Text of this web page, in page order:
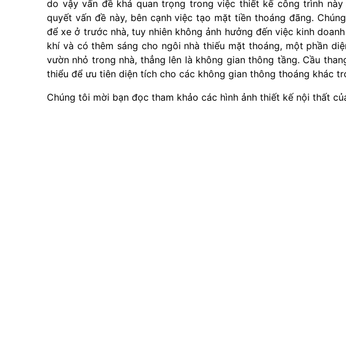
do vậy vấn đề khá quan trọng trong việc thiết kế công trình
quyết vấn đề này, bên cạnh việc tạo mặt tiền thoáng đãng.
để xe ở trước nhà, tuy nhiên không ảnh hưởng đến việc kinh
khí và có thêm sáng cho ngôi nhà thiếu mặt thoáng, một phần
vườn nhỏ trong nhà, thẳng lên là không gian thông tầng. Cầu
thiểu để ưu tiên diện tích cho các không gian thông thoáng khác
Chúng tôi mời bạn đọc tham khảo các hình ảnh thiết kế nội thất